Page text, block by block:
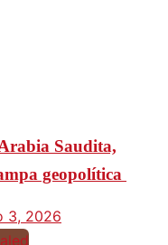
Saudita,
geopolítica
3, 2026